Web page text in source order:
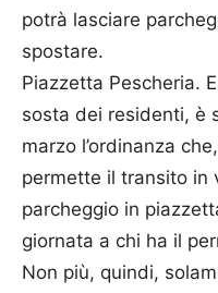
potrà lasciare
spostare.
Piazzetta Pescheria.
sosta dei residenti, è
marzo l’ordinanza
permette il transito in
parcheggio in
giornata a chi ha il
Non più, quindi,